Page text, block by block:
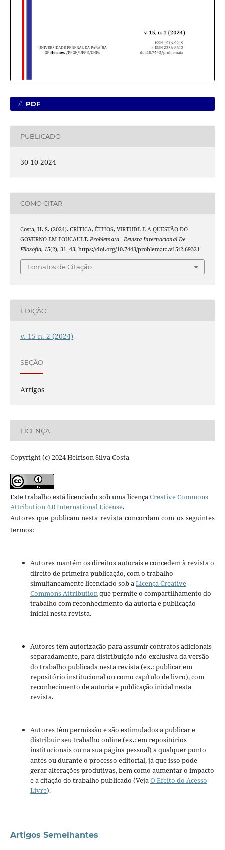
PDF
PUBLICADO
30-10-2024
COMO CITAR
Costa, H. S. (2024). CRÍTICA, ÉTHOS, VIRTUDE E A QUESTÃO DO
GOVERNO EM FOUCAULT. Problemata - Revista Internacional De
Filosofia, 15(2), 31–43. https://doi.org/10.7443/problemata.v15i2.69321
Fomatos de Citação
EDIÇÃO
v. 15 n. 2 (2024)
SEÇÃO
Artigos
LICENÇA
Copyright (c) 2024 Helrison Silva Costa
Este trabalho está licenciado sob uma licençaCreative Commons
Attribution 4.0 International License.
Autores que publicam nesta revista concordam com os seguintes
termos:
Autores mantém os direitos autorais e concedem à revista o
direito de primeira publicação, com o trabalho
simultaneamente licenciado sob aLicença Creative
Commons Attributionque permite o compartilhamento do
trabalho com reconhecimento da autoria e publicação
inicial nesta revista.
Autores têm autorização para assumir contratos adicionais
separadamente, para distribuição não-exclusiva da versão
do trabalho publicada nesta revista (ex.: publicar em
repositório institucional ou como capítulo de livro), com
reconhecimento de autoria e publicação inicial nesta
revista.
Autores têm permissão e são estimulados a publicar e
distribuir seu trabalho online (ex.: em repositórios
institucionais ou na sua página pessoal) a qualquer ponto
antes ou durante o processo editorial, já que isso pode
gerar alterações produtivas, bem como aumentar o impacto
e a citação do trabalho publicado (VejaO Efeito do Acesso
Livre).
Artigos Semelhantes